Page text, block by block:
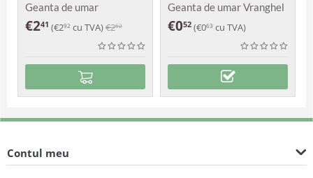
Geanta de umar
Alexandra
€241 (€292 cu TVA)€262
Geanta de umar Vranghel
€052 (€063 cu TVA)
Contul meu